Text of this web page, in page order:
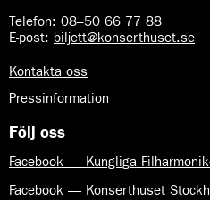
Telefon: 08–50 66 77 88
E-post: biljett@konserthuset.se
Kontakta oss
Pressinformation
Följ oss
Facebook — Kungliga
Facebook — Konserthuset